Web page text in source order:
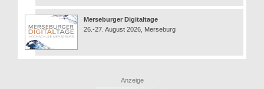
Merseburger Digitaltage
26.-27. August 2026, Merseburg
Anzeige